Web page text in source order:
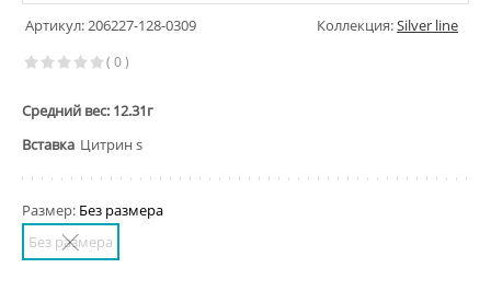
Артикул: 206227-128-0309 Коллекция:Silver line
( 0 )
Средний вес: 12.31г
Вставка Цитрин s
Размер: Без размера
Без размера